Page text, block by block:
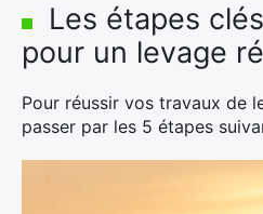
Les étapes
pour un levage
Pour réussir vos travaux de
passer par les 5 étapes